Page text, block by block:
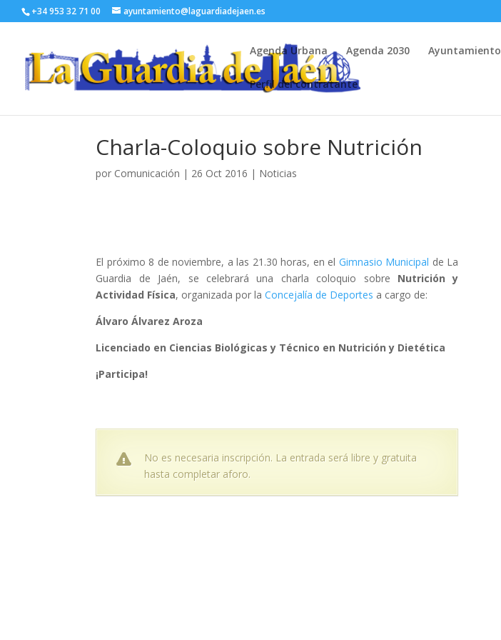
+34 953 32 71 00 ayuntamiento@laguardiadejaen.es
Agenda Urbana Agenda 2030 Ayuntamiento
Perfil del contratante
Charla-Coloquio sobre Nutrición
por Comunicación | 26 Oct 2016 | Noticias
El próximo 8 de noviembre, a las 21.30 horas, en el Gimnasio Municipal de La
Guardia de Jaén, se celebrará una charla coloquio sobre Nutrición y
Actividad Física, organizada por laConcejalía de Deportes a cargo de:
Álvaro Álvarez Aroza
Licenciado en Ciencias Biológicas y Técnico en Nutrición y Dietética
¡Participa!
No es necesaria inscripción. La entrada será libre y gratuita
hasta completar aforo.